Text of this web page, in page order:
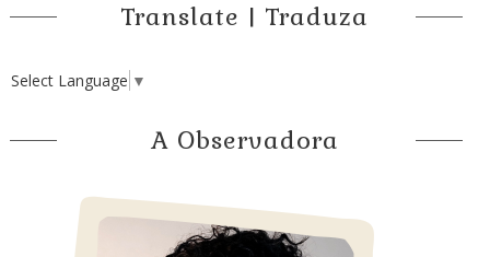
Translate | Traduza
Select Language ▼
A Observadora